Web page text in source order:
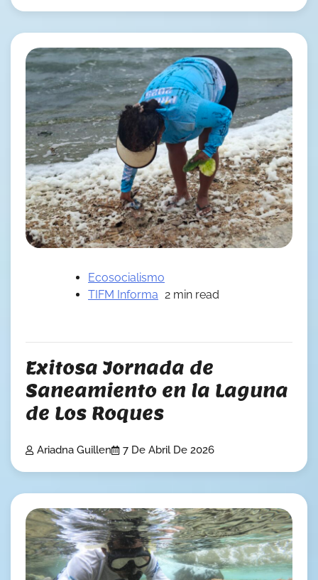
Ecosocialismo
TIFM Informa 2 min read
Exitosa Jornada de
Saneamiento en la Laguna
de Los Roques
Ariadna Guillen 7 De Abril De 2026